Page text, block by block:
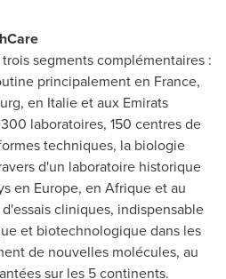
segments complémentaires :
principalement en France,
, en Italie et aux Emirats
laboratoires, 150 centres de
techniques, la biologie
d'un laboratoire historique
en Europe, en Afrique et au
cliniques, indispensable
et biotechnologique dans les
de nouvelles molécules, au
sur les 5 continents.